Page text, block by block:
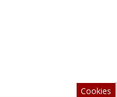
Cookies